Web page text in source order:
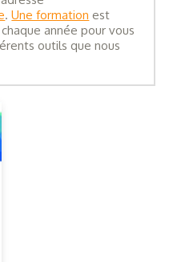
.Une formation est
année pour vous
outils que nous